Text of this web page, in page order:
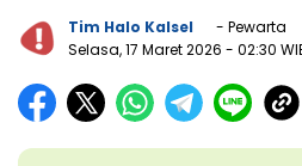
Tim Halo Kalsel
- Pewarta
Selasa, 17 Maret 2026 - 02:30